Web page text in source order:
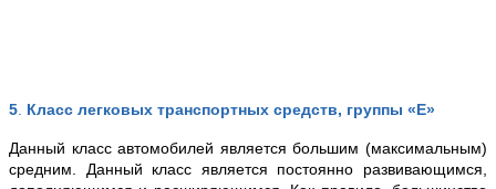
5 Класс легковых транспортных средств, группы «E»
Данный класс автомобилей является большим (максимальным)
средним. Данный класс является постоянно развивающимся,